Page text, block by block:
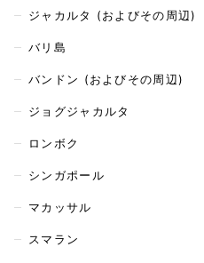
ジャカルタ (およびその周辺)
バリ島
バンドン (およびその周辺)
ジョグジャカルタ
ロンボク
シンガポール
マカッサル
スマラン